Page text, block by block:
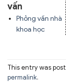
vấn
Phỏng vấn nhà
khoa học
This entry was
permalink.